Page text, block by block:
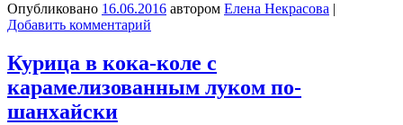
Опубликовано 16.06.2016 автором Елена Некрасова |
Добавить комментарий
Курица в кока-коле с
карамелизованным луком по-
шанхайски